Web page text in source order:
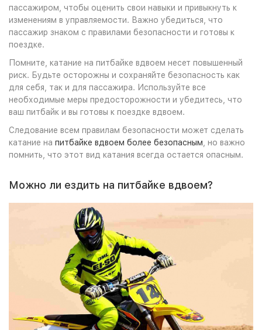
пассажиром, чтобы оценить свои навыки и привыкнуть к
изменениям в управляемости. Важно убедиться, что
пассажир знаком с правилами безопасности и готовы к
поездке.
Помните, катание на питбайке вдвоем несет повышенный
риск. Будьте осторожны и сохраняйте безопасность как
для себя, так и для пассажира. Используйте все
необходимые меры предосторожности и убедитесь, что
ваш питбайк и вы готовы к поездке вдвоем.
Следование всем правилам безопасности может сделать
катание на питбайке вдвоем более безопасным , но важно
помнить, что этот вид катания всегда остается опасным.
Можно ли ездить на питбайке вдвоем?